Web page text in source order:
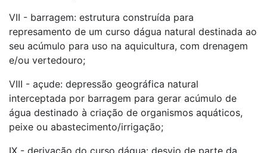
VII - barragem: estrutura construída para
represamento de um curso dágua natural destinada ao
seu acúmulo para uso na aquicultura, com drenagem
e/ou vertedouro;
VIII - açude: depressão geográfica natural
interceptada por barragem para gerar acúmulo de
água destinado à criação de organismos aquáticos,
peixe ou abastecimento/irrigação;
IX - derivação do curso dágua: desvio de parte da